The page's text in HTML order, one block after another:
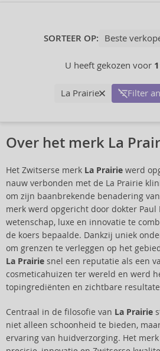
SORTEER OP:
U heeft gekozen voor
La Prairie Filter
Over het merk La
Het Zwitserse merk La Prairie werd
nauw verbonden met de La Prairie
om zijn baanbrekende benadering
merk werd opgericht door dokter Paul
wetenschap, luxe en innovatie te
de koers bepaalde. Dankzij uniek
om grenzen te verleggen op het
La Prairie snel een reputatie als een
cosmeticahuizen ter wereld en werd
topingrediënten en zichtbare
Centraal in de filosofie van La Prairie
niet alleen schoonheid te bieden,
ervaring van huidverzorging. Het